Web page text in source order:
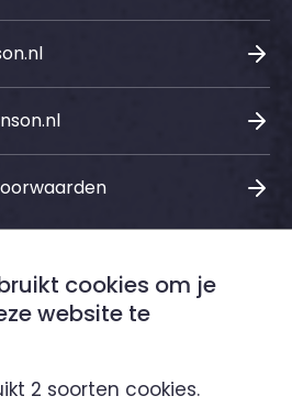
cookies om je
website te
2 soorten cookies.